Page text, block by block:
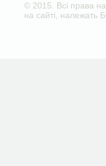
© 2015. Всі права
на сайті, належать